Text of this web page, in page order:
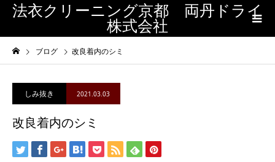
法衣クリーニング京都 両丹ドライ
株式会社
ブログ 改良着内のシミ
しみ抜き 2021.03.03
改良着内のシミ